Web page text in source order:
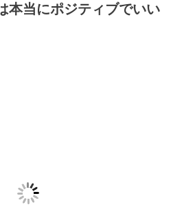
本当にポジティブでいい